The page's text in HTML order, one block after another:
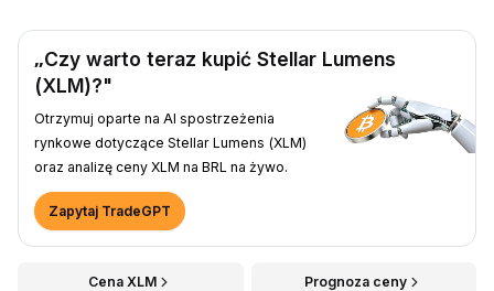
„Czy warto teraz kupić Stellar Lumens
(XLM)?"
Otrzymuj oparte na AI spostrzeżenia
rynkowe dotyczące Stellar Lumens (XLM)
oraz analizę ceny XLM na BRL na żywo.
Zapytaj TradeGPT
Cena XLM Prognoza ceny